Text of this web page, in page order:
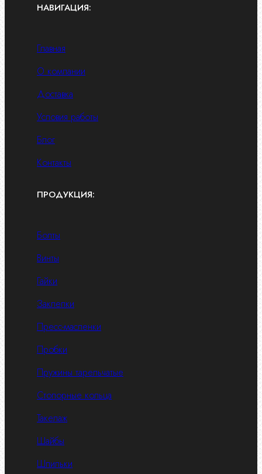
НАВИГАЦИЯ:
Главная
О компании
Доставка
Условия работы
Блог
Контакты
ПРОДУКЦИЯ:
Болты
Винты
Гайки
Заклепки
Пресс-масленки
Пробки
Пружины тарельчатые
Стопорные кольца
Такелаж
Шайбы
Шпильки